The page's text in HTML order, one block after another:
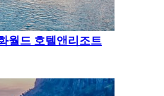
월드 호텔앤리조트